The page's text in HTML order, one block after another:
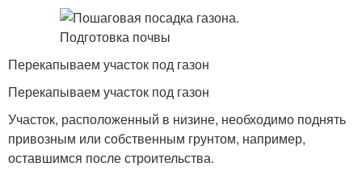
Перекапываем участок под газон
Перекапываем участок под газон
Участок, расположенный в низине, необходимо поднять
привозным или собственным грунтом, например,
оставшимся после строительства.